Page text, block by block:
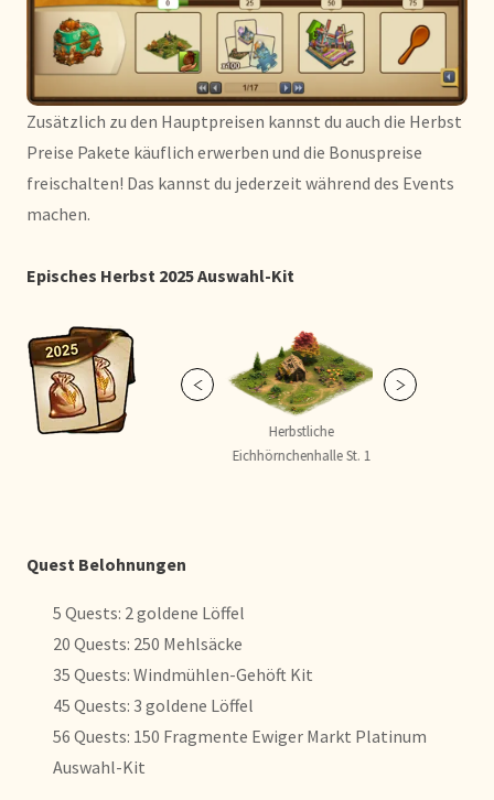
Zusätzlich zu den Hauptpreisen kannst du auch die Herbst
Preise Pakete käuflich erwerben und die Bonuspreise
freischalten! Das kannst du jederzeit während des Events
machen.
Episches Herbst 2025 Auswahl-Kit
Apfelmühlen Kit
Herbstliche
Eichhörnchenhalle St. 1
Quest Belohnungen
5 Quests: 2 goldene Löffel
20 Quests: 250 Mehlsäcke
35 Quests: Windmühlen-Gehöft Kit
45 Quests: 3 goldene Löffel
56 Quests: 150 Fragmente Ewiger Markt Platinum
Auswahl-Kit